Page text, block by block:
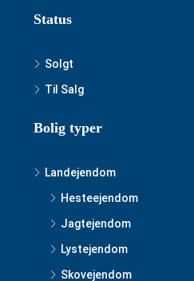
Status
Solgt
Til Salg
Bolig typer
Landejendom
Hesteejendom
Jagtejendom
Lystejendom
Skovejendom